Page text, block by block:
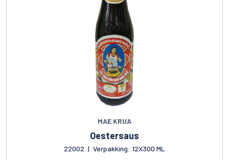
MAE KRUA
Oestersaus
22002 | Verpakking: 12X300 ML